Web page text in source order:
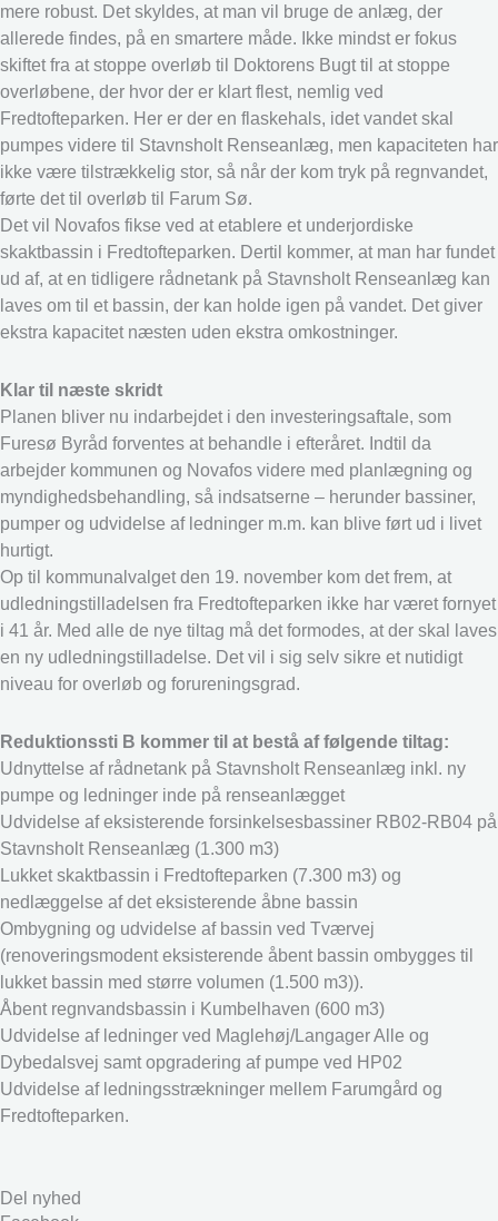
mere robust. Det skyldes, at man vil bruge de anlæg, der
allerede findes, på en smartere måde. Ikke mindst er fokus
skiftet fra at stoppe overløb til Doktorens Bugt til at stoppe
overløbene, der hvor der er klart flest, nemlig ved
Fredtofteparken. Her er der en flaskehals, idet vandet skal
pumpes videre til Stavnsholt Renseanlæg, men kapaciteten har
ikke være tilstrækkelig stor, så når der kom tryk på regnvandet,
førte det til overløb til Farum Sø.
Det vil Novafos fikse ved at etablere et underjordiske
skaktbassin i Fredtofteparken. Dertil kommer, at man har fundet
ud af, at en tidligere rådnetank på Stavnsholt Renseanlæg kan
laves om til et bassin, der kan holde igen på vandet. Det giver
ekstra kapacitet næsten uden ekstra omkostninger.
Klar til næste skridt
Planen bliver nu indarbejdet i den investeringsaftale, som
Furesø Byråd forventes at behandle i efteråret. Indtil da
arbejder kommunen og Novafos videre med planlægning og
myndighedsbehandling, så indsatserne – herunder bassiner,
pumper og udvidelse af ledninger m.m. kan blive ført ud i livet
hurtigt.
Op til kommunalvalget den 19. november kom det frem, at
udledningstilladelsen fra Fredtofteparken ikke har været fornyet
i 41 år. Med alle de nye tiltag må det formodes, at der skal laves
en ny udledningstilladelse. Det vil i sig selv sikre et nutidigt
niveau for overløb og forureningsgrad.
Reduktionssti B kommer til at bestå af følgende tiltag:
Udnyttelse af rådnetank på Stavnsholt Renseanlæg inkl. ny
pumpe og ledninger inde på renseanlægget
Udvidelse af eksisterende forsinkelsesbassiner RB02-RB04 på
Stavnsholt Renseanlæg (1.300 m3)
Lukket skaktbassin i Fredtofteparken (7.300 m3) og
nedlæggelse af det eksisterende åbne bassin
Ombygning og udvidelse af bassin ved Tværvej
(renoveringsmodent eksisterende åbent bassin ombygges til
lukket bassin med større volumen (1.500 m3)).
Åbent regnvandsbassin i Kumbelhaven (600 m3)
Udvidelse af ledninger ved Maglehøj/Langager Alle og
Dybedalsvej samt opgradering af pumpe ved HP02
Udvidelse af ledningsstrækninger mellem Farumgård og
Fredtofteparken.
Del nyhed